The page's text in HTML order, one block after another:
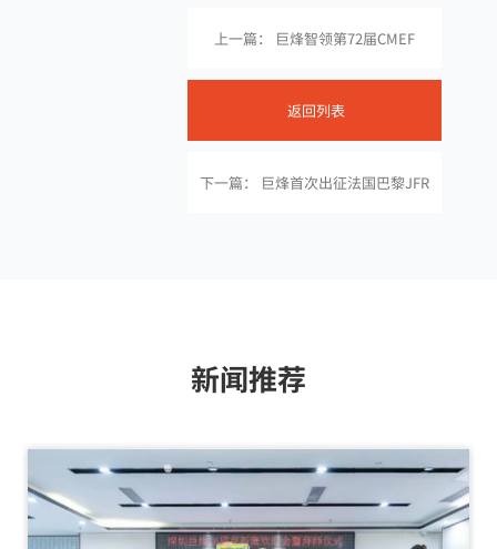
上一篇： 巨烽智领第72届CMEF
返回列表
下一篇： 巨烽首次出征法国巴黎JFR
新闻推荐